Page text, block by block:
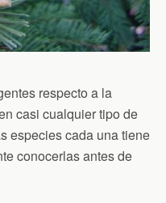
respecto a la
casi cualquier tipo de
especies cada una tiene
conocerlas antes de